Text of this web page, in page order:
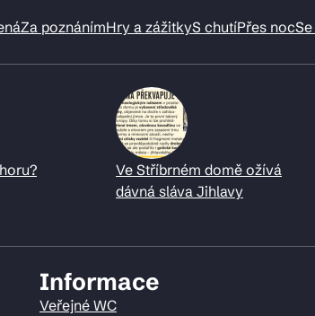
Za poznánímHry a zážitkyS chutíPřes noc
Ve Stříbrném domě ožívá
dávná sláva Jihlavy
Informace
Veřejné WC